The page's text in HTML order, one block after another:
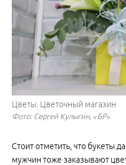
Цветы. Цветочный магазин
Фото: Сергей Кулыгин, «БР»
Стоит отметить, что букеты
мужчин тоже заказывают